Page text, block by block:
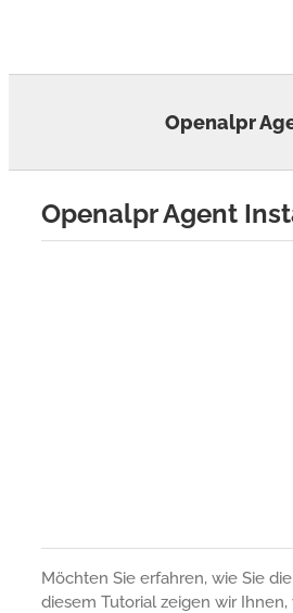
Openalpr
Openalpr Agent
Möchten Sie erfahren, wie Sie
diesem Tutorial zeigen wir